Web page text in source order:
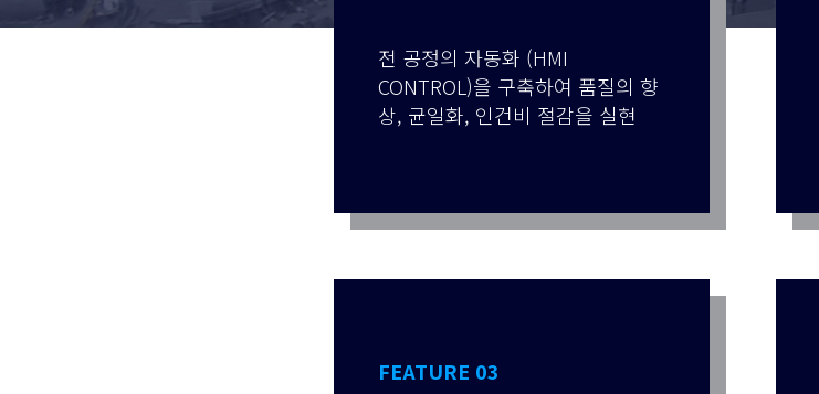
전 공정의 자동화 (HMI
CONTROL)을 구축하여 품질의 향
상, 균일화, 인건비 절감을 실현
FEATURE 03